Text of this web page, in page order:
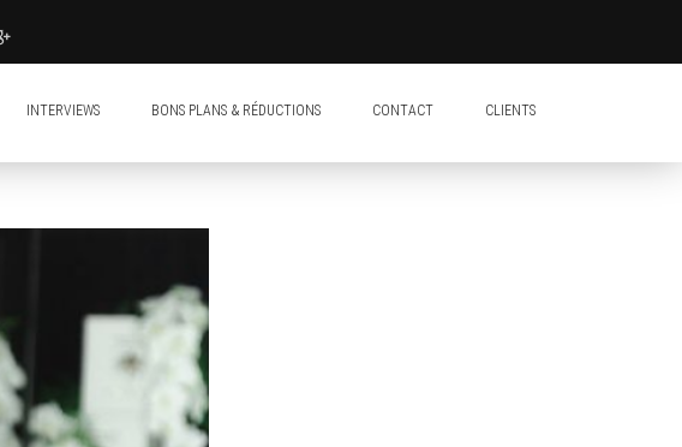
INTERVIEWS BONS PLANS & RÉDUCTIONS CONTACT CLIENTS